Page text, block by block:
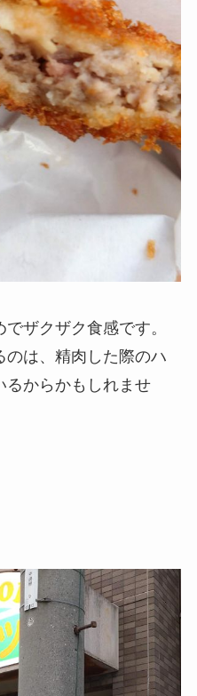
ザクザク食感です。
のは、精肉した際のハ
るからかもしれませ